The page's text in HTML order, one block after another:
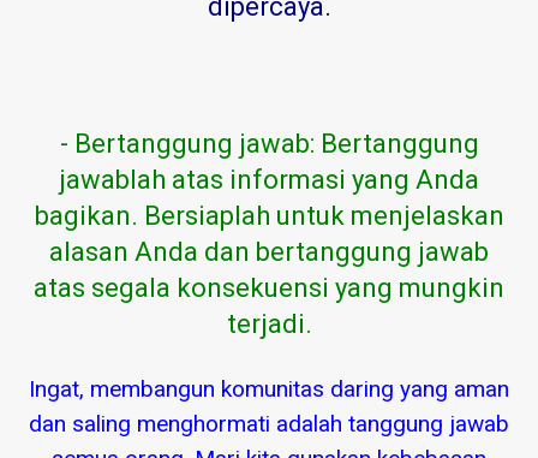
dipercaya.
- Bertanggung jawab: Bertanggung
jawablah atas informasi yang Anda
bagikan. Bersiaplah untuk menjelaskan
alasan Anda dan bertanggung jawab
atas segala konsekuensi yang mungkin
terjadi.
Ingat, membangun komunitas daring yang aman
dan saling menghormati adalah tanggung jawab